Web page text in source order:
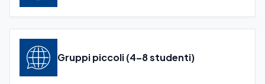
Gruppi piccoli (4–8 studenti)